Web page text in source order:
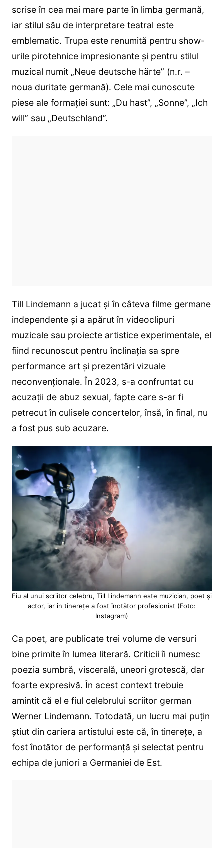
scrise în cea mai mare parte în limba germană,
iar stilul său de interpretare teatral este
emblematic. Trupa este renumită pentru show-
urile pirotehnice impresionante și pentru stilul
muzical numit „Neue deutsche härte” (n.r. –
noua duritate germană). Cele mai cunoscute
piese ale formației sunt: „Du hast”, „Sonne”, „Ich
will” sau „Deutschland”.
Till Lindemann a jucat și în câteva filme germane
independente și a apărut în videoclipuri
muzicale sau proiecte artistice experimentale, el
fiind recunoscut pentru înclinația sa spre
performance art și prezentări vizuale
neconvenționale. În 2023, s-a confruntat cu
acuzații de abuz sexual, fapte care s-ar fi
petrecut în culisele concertelor, însă, în final, nu
a fost pus sub acuzare.
Fiu al unui scriitor celebru, Till Lindemann este muzician, poet și
actor, iar în tinerețe a fost înotător profesionist (Foto:
Instagram)
Ca poet, are publicate trei volume de versuri
bine primite în lumea literară. Criticii îi numesc
poezia sumbră, viscerală, uneori grotescă, dar
foarte expresivă. În acest context trebuie
amintit că el e fiul celebrului scriitor german
Werner Lindemann. Totodată, un lucru mai puțin
știut din cariera artistului este că, în tinerețe, a
fost înotător de performanță și selectat pentru
echipa de juniori a Germaniei de Est.